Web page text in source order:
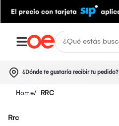
¿Dónde te gustaría recibir tu pedido?
RRC
Rrc